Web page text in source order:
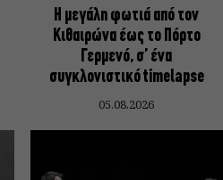
Η μεγάλη φωτιά από τον
Κιθαιρώνα έως το Πόρτο
Γερμενό, σ’ ένα
συγκλονιστικό timelapse
05.08.2026